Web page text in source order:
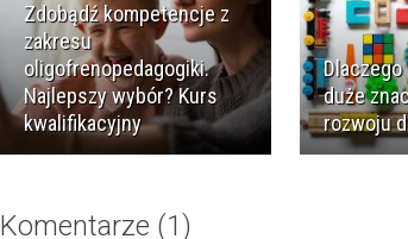
Zdobądź kompetencje z
zakresu
oligofrenopedagogiki.
Najlepszy wybór? Kurs
kwalifikacyjny
Dlaczego
duże
rozwoju
Komentarze (1)